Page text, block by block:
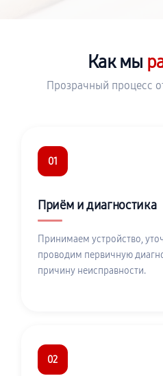
Как мы
Прозрачный процесс
01
Приём и диагностика
Принимаем устройство,
проводим первичную
причину неисправности.
02